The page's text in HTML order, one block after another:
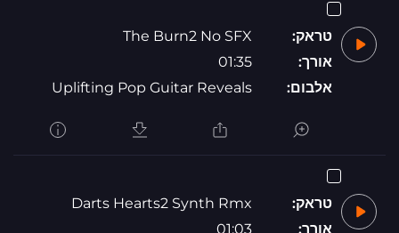
טראק:
The Burn2 No SFX
אורך:
01:35
אלבום:
Uplifting Pop Guitar Reveals
טראק:
Darts Hearts2 Synth Rmx
אורך:
01:03